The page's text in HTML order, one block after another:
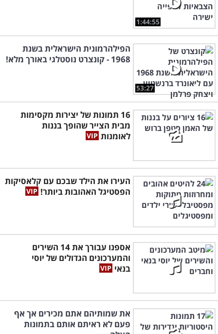
1:44:55
53:27
הפילהרמונית הישראלית בשנת
1968 - קונצרט נוסטלגי באורך מלא!
16 תמונות של יצירות מקסימות
מבית הצייר שהופך בננות
לאומנות
העירו את הילד שבכם עם קלאסיקות
הפסטיגל האהובות ביותר!
אספנו עבורך את 14 השירים
והמערכונים הגדולים של יוסי
בנאי
את שמותיהם אתם מכירים אך אף
פעם לא ראיתם אותם בתמונות